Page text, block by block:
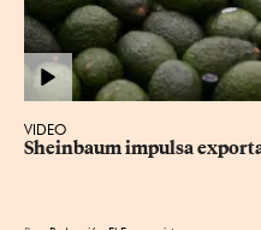
VIDEO
Sheinbaum impulsa